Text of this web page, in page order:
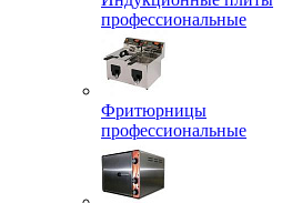
профессиональные
Фритюрницы
профессиональные